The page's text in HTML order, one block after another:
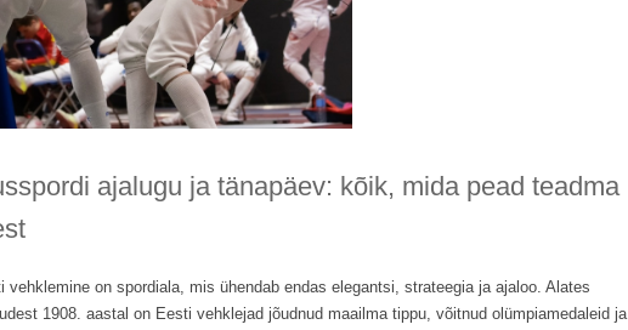
ajalugu ja tänapäev: kõik, mida pead teadma
vehklemine on spordiala, mis ühendab endas elegantsi, strateegia ja ajaloo. Alates
1908. aastal on Eesti vehklejad jõudnud maailma tippu, võitnud olümpiamedaleid ja